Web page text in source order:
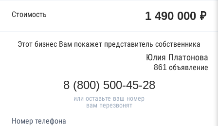
Стоимость 1 490 000 ₽
Этот бизнес Вам покажет представитель собственника
Юлия Платонова
861 объявление
8 (800) 500-45-28
или оставьте ваш номер
вам перезвонят
Номер телефона